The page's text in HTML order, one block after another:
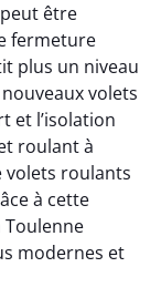
être
fermeture
plus un niveau
volets
et l’isolation
roulant à
volets roulants
à cette
modernes et